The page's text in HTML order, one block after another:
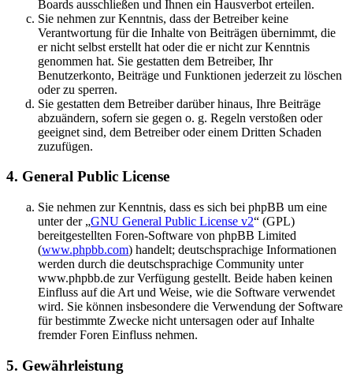
Boards ausschließen und Ihnen ein Hausverbot erteilen.
Sie nehmen zur Kenntnis, dass der Betreiber keine
Verantwortung für die Inhalte von Beiträgen übernimmt, die
er nicht selbst erstellt hat oder die er nicht zur Kenntnis
genommen hat. Sie gestatten dem Betreiber, Ihr
Benutzerkonto, Beiträge und Funktionen jederzeit zu löschen
oder zu sperren.
Sie gestatten dem Betreiber darüber hinaus, Ihre Beiträge
abzuändern, sofern sie gegen o. g. Regeln verstoßen oder
geeignet sind, dem Betreiber oder einem Dritten Schaden
zuzufügen.
4. General Public License
Sie nehmen zur Kenntnis, dass es sich bei phpBB um eine
unter der „GNU General Public License v2“ (GPL)
bereitgestellten Foren-Software von phpBB Limited
(www.phpbb.com) handelt; deutschsprachige Informationen
werden durch die deutschsprachige Community unter
www.phpbb.de zur Verfügung gestellt. Beide haben keinen
Einfluss auf die Art und Weise, wie die Software verwendet
wird. Sie können insbesondere die Verwendung der Software
für bestimmte Zwecke nicht untersagen oder auf Inhalte
fremder Foren Einfluss nehmen.
5. Gewährleistung